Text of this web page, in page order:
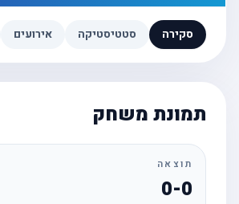
סקירה סטטיסטיקה אירועים
תמונת משחק
תוצאה
0-0